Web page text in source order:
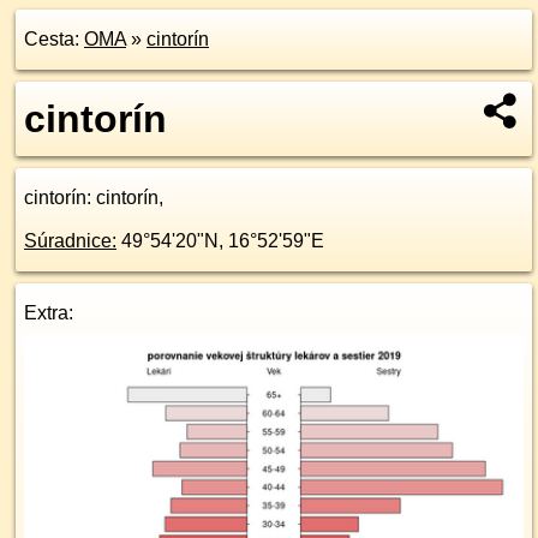
Cesta: OMA» cintorín
cintorín
cintorín: cintorín,
Súradnice: 49°54'20"N , 16°52'59"E
Extra: